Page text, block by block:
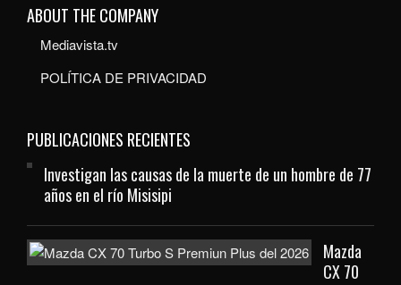
ABOUT THE COMPANY
Mediavista.tv
POLÍTICA DE PRIVACIDAD
PUBLICACIONES RECIENTES
Investigan las causas de la muerte de un hombre de 77
años en el río Misisipi
Mazda
CX 70